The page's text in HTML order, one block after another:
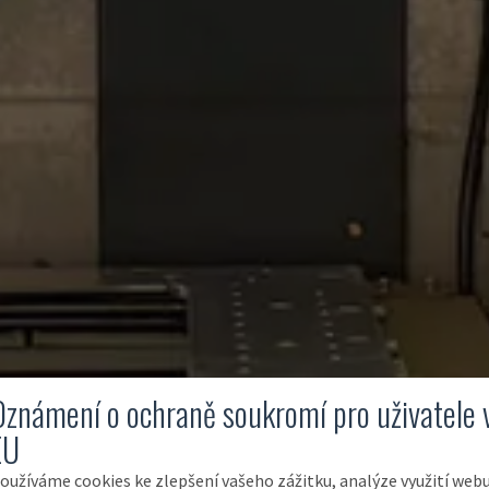
o ochraně soukromí pro uživatele
cookies ke zlepšení vašeho zážitku, analýze využití